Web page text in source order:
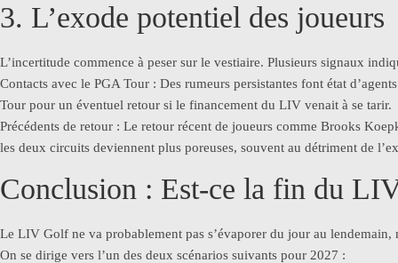
3. L’exode potentiel des joueurs
L’incertitude commence à peser sur le vestiaire. Plusieurs signaux
Contacts avec le PGA Tour : Des rumeurs persistantes font état
Tour pour un éventuel retour si le financement du LIV venait à se tarir.
Précédents de retour : Le retour récent de joueurs comme Brooks
les deux circuits deviennent plus poreuses, souvent au détriment de
Conclusion : Est-ce la fin du
Le LIV Golf ne va probablement pas s’évaporer du jour au
On se dirige vers l’un des deux scénarios suivants pour 2027 :